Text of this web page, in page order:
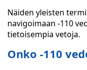
Näiden yleisten
navigoimaan -110
tietoisempia vetoja.
Onko -110